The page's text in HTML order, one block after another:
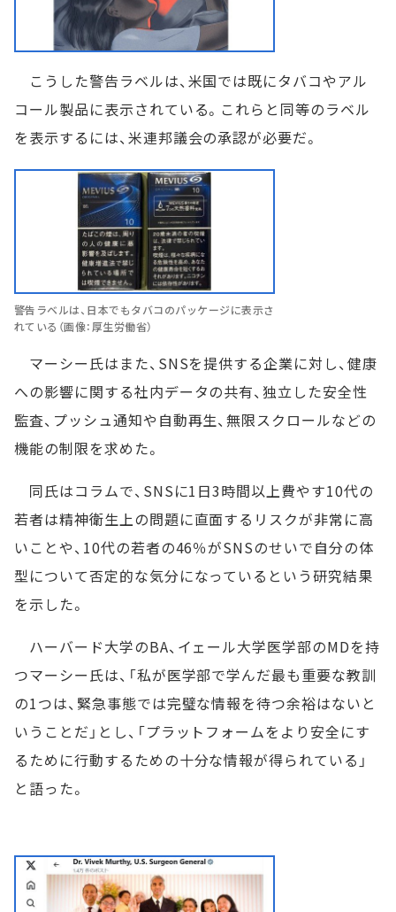
こうした警告ラベルは、米国では既にタバコやアル
コール製品に表示されている。これらと同等のラベル
を表示するには、米連邦議会の承認が必要だ。
警告ラベルは、日本でもタバコのパッケージに表示さ
れている（画像：厚生労働省）
マーシー氏はまた、SNSを提供する企業に対し、健康
への影響に関する社内データの共有、独立した安全性
監査、プッシュ通知や自動再生、無限スクロールなどの
機能の制限を求めた。
同氏はコラムで、SNSに1日3時間以上費やす10代の
若者は精神衛生上の問題に直面するリスクが非常に高
いことや、10代の若者の46％がSNSのせいで自分の体
型について否定的な気分になっているという研究結果
を示した。
ハーバード大学のBA、イェール大学医学部のMDを持
つマーシー氏は、「私が医学部で学んだ最も重要な教訓
の1つは、緊急事態では完璧な情報を待つ余裕はないと
いうことだ」とし、「プラットフォームをより安全にす
るために行動するための十分な情報が得られている」
と語った。